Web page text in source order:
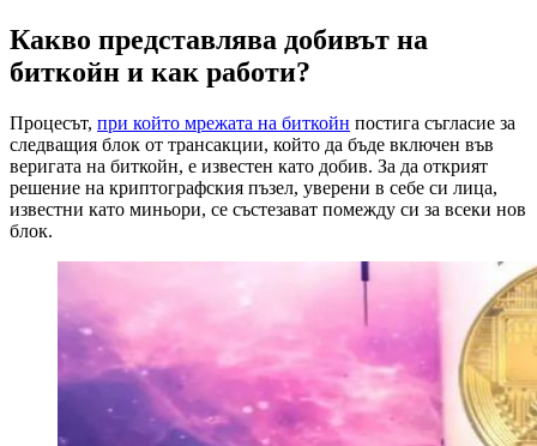
Какво представлява добивът на
биткойн и как работи?
Процесът, при който мрежата на биткойн постига съгласие за
следващия блок от трансакции, който да бъде включен във
веригата на биткойн, е известен като добив. За да открият
решение на криптографския пъзел, уверени в себе си лица,
известни като миньори, се състезават помежду си за всеки нов
блок.